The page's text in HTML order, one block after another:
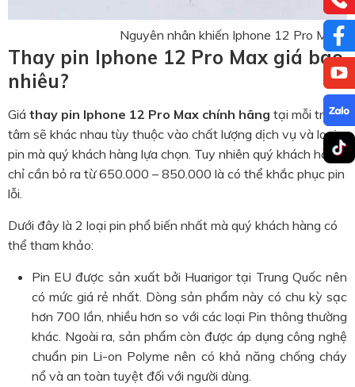
Nguyên nhân khiến Iphone 12 Pro Max
Thay pin Iphone 12 Pro Max giá bao
nhiêu?
Giá thay pin Iphone 12 Pro Max chính hãng tại mỗi trung
tâm sẽ khác nhau tùy thuộc vào chất lượng dịch vụ và loại
pin mà quý khách hàng lựa chọn. Tuy nhiên quý khách hàng
chỉ cần bỏ ra từ 650.000 – 850.000 là có thể khắc phục pin
lỗi.
Dưới đây là 2 loại pin phổ biến nhất mà quý khách hàng có
thể tham khảo:
Pin EU được sản xuất bởi Huarigor tại Trung Quốc nên
có mức giá rẻ nhất. Dòng sản phẩm này có chu kỳ sạc
hơn 700 lần, nhiều hơn so với các loại Pin thông thường
khác. Ngoài ra, sản phẩm còn được áp dụng công nghệ
chuẩn pin Li-on Polyme nên có khả năng chống cháy
nổ và an toàn tuyệt đối với người dùng.